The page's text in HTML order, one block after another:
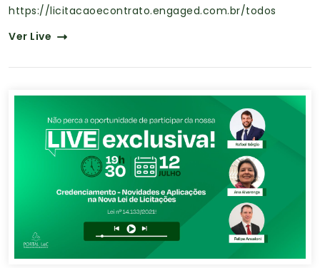
https://licitacaoecontrato.engaged.com.br/todos
Ver Live